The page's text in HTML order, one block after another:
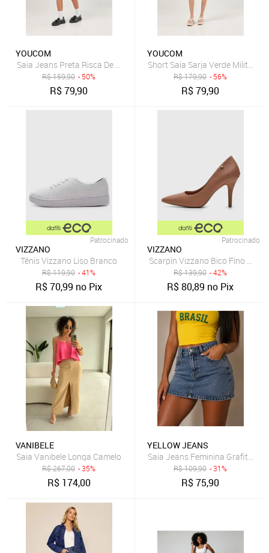
YOUCOM
Saia Jeans Preta Risca De Giz
R$159,90 - 50%
R$79,90
YOUCOM
Short Saia Sarja Verde Militar
R$179,90 - 56%
R$79,90
Patrocinado
VIZZANO
Tênis Vizzano Liso Branco
R$119,90 - 41%
R$70,99 no Pix
Patrocinado
VIZZANO
Scarpin Vizzano Bico Fino Nude
R$139,90 - 42%
R$80,89 no Pix
VANIBELE
Saia Vanibele Longa Camelo
R$267,00 - 35%
R$ 174,00
YELLOW JEANS
R$109,90 - 31%
R$75,90